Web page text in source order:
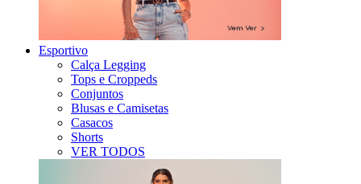
Esportivo
Calça Legging
Tops e Croppeds
Conjuntos
Blusas e Camisetas
Casacos
Shorts
VER TODOS